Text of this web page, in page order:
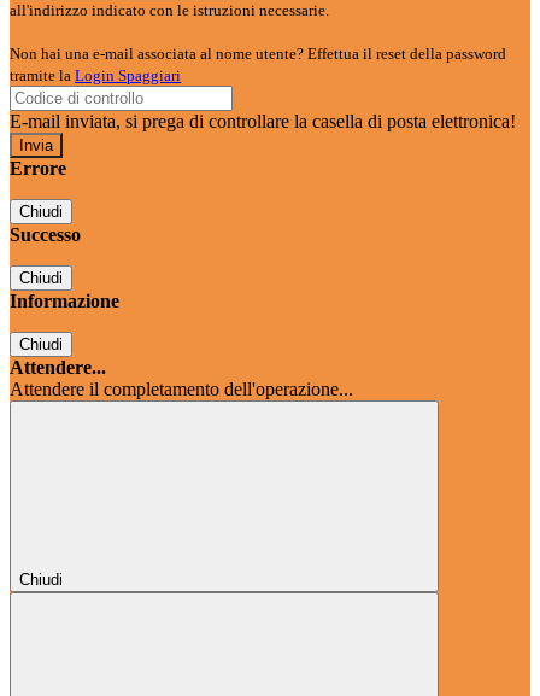
all'indirizzo indicato con le istruzioni necessarie.
Non hai una e-mail associata al nome utente? Effettua il reset della password
tramite la Login Spaggiari
E-mail inviata, si prega di controllare la casella di posta elettronica!
Errore
Chiudi
Successo
Chiudi
Informazione
Chiudi
Attendere...
Attendere il completamento dell'operazione...
Chiudi